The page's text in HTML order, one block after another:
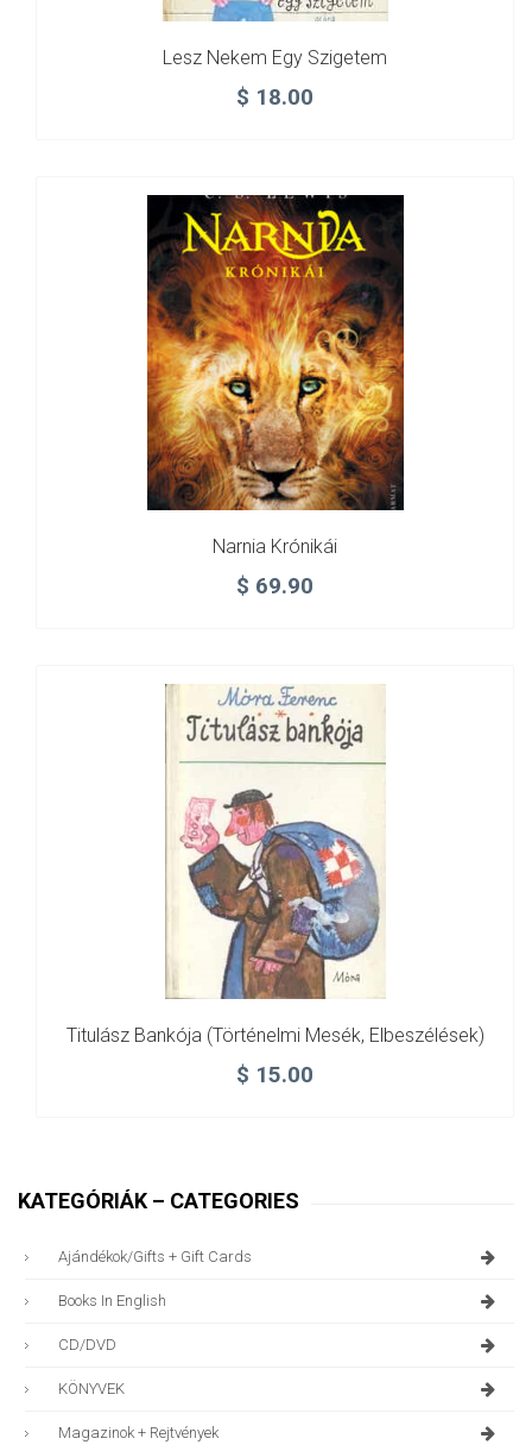
Lesz Nekem Egy Szigetem
$ 18.00
Narnia Krónikái
$ 69.90
Titulász Bankója (történelmi Mesék, Elbeszélések)
$ 15.00
KATEGÓRIÁK – CATEGORIES
Ajándékok/gifts + Gift Cards
Books In English
CD/DVD
KÖNYVEK
Magazinok + Rejtvények